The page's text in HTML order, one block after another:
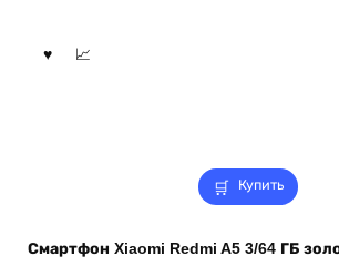
Купить
Смартфон Xiaomi Redmi A5 3/64 ГБ